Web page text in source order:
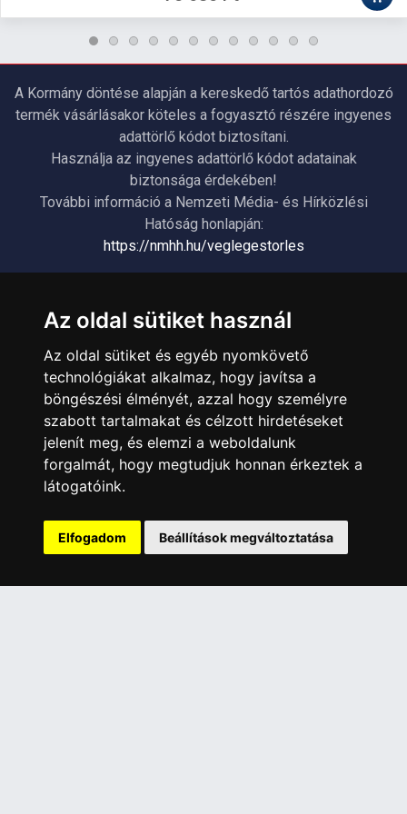
Az oldal sütiket használ
Az oldal sütiket és egyéb nyomkövető
technológiákat alkalmaz, hogy javítsa a
böngészési élményét, azzal hogy személyre
szabott tartalmakat és célzott hirdetéseket
jelenít meg, és elemzi a weboldalunk
forgalmát, hogy megtudjuk honnan érkeztek a
látogatóink.
Elfogadom Beállítások megváltoztatása
A Kormány döntése alapján a kereskedő tartós adathordozó
termék vásárlásakor köteles a fogyasztó részére ingyenes
adattörlő kódot biztosítani.
Használja az ingyenes adattörlő kódot adatainak
biztonsága érdekében!
További információ a Nemzeti Média- és Hírközlési
Hatóság honlapján:
https://nmhh.hu/veglegestorles
Elérhetőségek
Garanciális Ügyintézés
Webszolgáltatás
Üzleteinkben az elektronikus fizetés mód kizárólag átutalással
érhető el, bankkártyás fizetésre nincs lehetőség.
INFORMÁCIÓK
Általános Szerződési Feltételek